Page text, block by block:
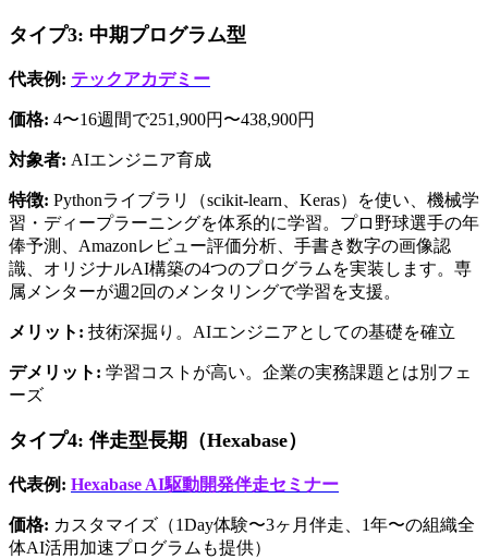
タイプ3: 中期プログラム型
代表例: テックアカデミー
価格: 4〜16週間で251,900円〜438,900円
対象者: AIエンジニア育成
特徴: Pythonライブラリ（scikit-learn、Keras）を使い、機械学
習・ディープラーニングを体系的に学習。プロ野球選手の年
俸予測、Amazonレビュー評価分析、手書き数字の画像認
識、オリジナルAI構築の4つのプログラムを実装します。専
属メンターが週2回のメンタリングで学習を支援。
メリット: 技術深掘り。AIエンジニアとしての基礎を確立
デメリット: 学習コストが高い。企業の実務課題とは別フェ
ーズ
タイプ4: 伴走型長期（Hexabase）
代表例: Hexabase AI駆動開発伴走セミナー
価格: カスタマイズ（1Day体験〜3ヶ月伴走、1年〜の組織全
体AI活用加速プログラムも提供）